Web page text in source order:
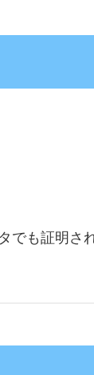
でも証明さ